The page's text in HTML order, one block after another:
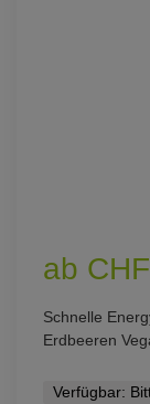
ab
Schnelle
Erdbeeren
Verfügbar: